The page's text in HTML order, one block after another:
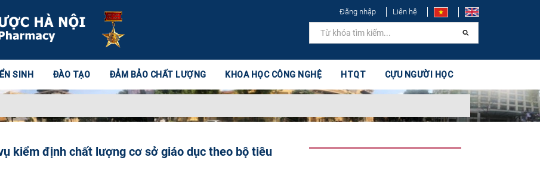
Đăng nhập Liên hệ
SINH ĐÀO TẠO ĐẢM BẢO CHẤT LƯỢNG KHOA HỌC CÔNG NGHỆ HTQT CỰU NGƯỜI HỌC
kiểm định chất lượng cơ sở giáo dục theo bộ tiêu